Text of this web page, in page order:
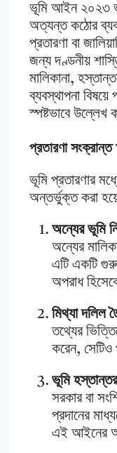
ভূমি আইন ২০২৩
অত্যন্ত কঠোর
প্রতারণা বা
জন্য দণ্ডনীয়
মালিকানা,
ব্যবস্থাপনা বিষয়ে
স্পষ্টভাবে উল্লেখ
প্রতারণা
ভূমি প্রতারণার
অন্তর্ভুক্ত করা
অন্যের ভূমি
অন্যের
এটি একটি
অপরাধ
মিথ্যা দলিল
তথ্যের
করেন,
ভূমি
সরকার বা
প্রদানের
এই আইনের